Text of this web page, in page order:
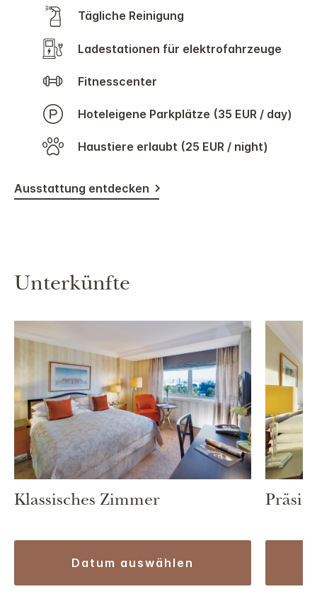
Tägliche Reinigung
Ladestationen für elektrofahrzeuge
Fitnesscenter
Hoteleigene Parkplätze (35 EUR / day)
Haustiere erlaubt (25 EUR / night)
Ausstattung entdecken
Unterkünfte
Klassisches Zimmer
datum auswählen